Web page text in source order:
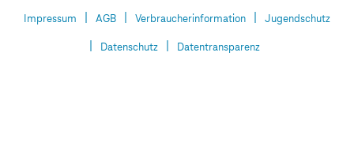
Impressum AGB Verbraucherinformation Jugendschutz
Datenschutz Datentransparenz